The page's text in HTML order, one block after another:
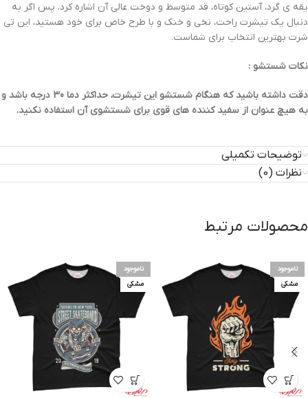
یقه ی گرد، آستین کوتاه، قد متوسط و دوخت عالی آن اشاره کرد. پس اگر به
دنبال یک تیشرت راحت، نخی و خنک و با طرح خاص برای خود هستید، این تی
شرت بهترین انتخاب برای شماست.
نکات شستشو :
دقت داشته باشید که هنگام شستشو این تیشرت، حداکثر دما 30 درجه باشد و
به هیچ عنوان از سفید کننده های قوی برای شستشوی آن استفاده نکنید.
توضیحات تکمیلی
نظرات (0)
محصولات مرتبط
ناموجود
مشکی
ناموجود
مشکی